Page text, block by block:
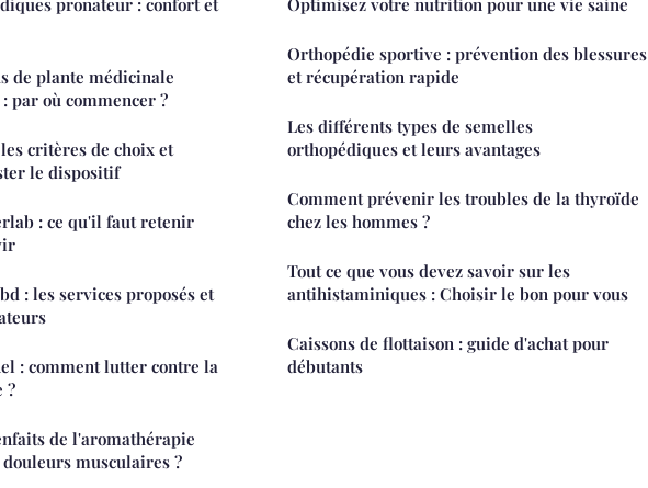
pronateur : confort et
de plante médicinale
par où commencer ?
critères de choix et
le dispositif
: ce qu'il faut retenir
: les services proposés et
: comment lutter contre la
?
de l'aromathérapie
musculaires ?
Optimisez votre nutrition pour une vie saine
Orthopédie sportive : prévention des blessures
et récupération rapide
Les différents types de semelles
orthopédiques et leurs avantages
Comment prévenir les troubles de la thyroïde
chez les hommes ?
Tout ce que vous devez savoir sur les
antihistaminiques : Choisir le bon pour vous
Caissons de flottaison : guide d'achat pour
débutants